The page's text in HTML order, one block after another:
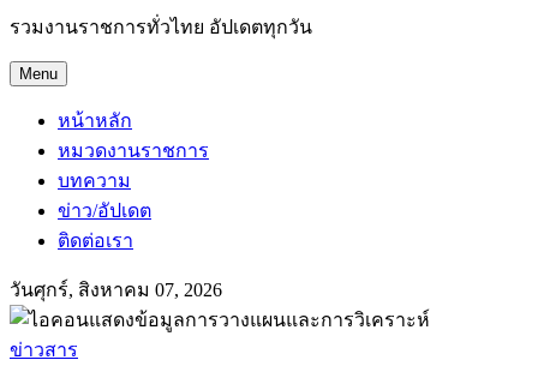
รวมงานราชการทั่วไทย อัปเดตทุกวัน
Menu
หน้าหลัก
หมวดงานราชการ
บทความ
ข่าว/อัปเดต
ติดต่อเรา
วันศุกร์, สิงหาคม 07, 2026
ข่าวสาร